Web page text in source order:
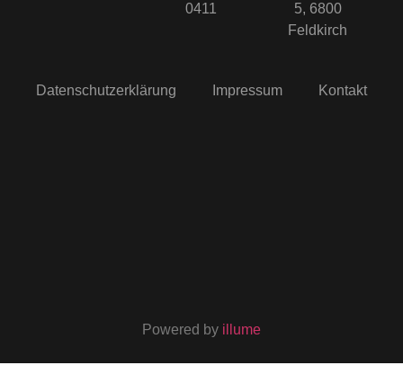
0411
5, 6800
Feldkirch
Datenschutzerklärung Impressum Kontakt
Powered by illume